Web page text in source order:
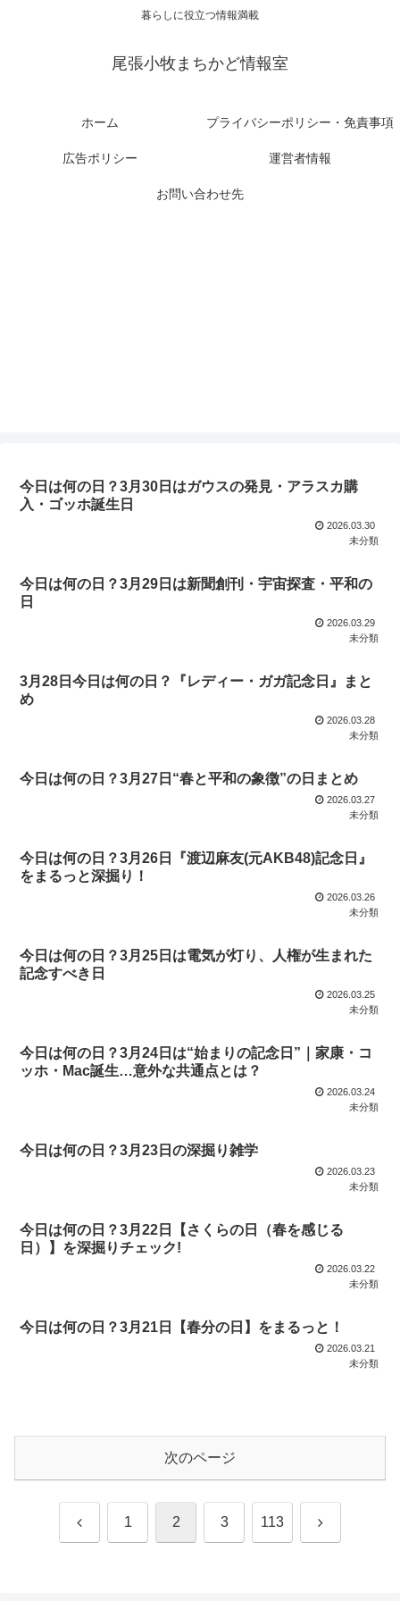
暮らしに役立つ情報満載
尾張小牧まちかど情報室
ホーム プライバシーポリシー・免責事項
広告ポリシー 運営者情報
お問い合わせ先
今日は何の日？3月30日はガウスの発見・アラスカ購
入・ゴッホ誕生日
2026.03.30
未分類
今日は何の日？3月29日は新聞創刊・宇宙探査・平和の
日
2026.03.29
未分類
3月28日今日は何の日？『レディー・ガガ記念日』まと
め
2026.03.28
未分類
今日は何の日？3月27日“春と平和の象徴”の日まとめ
2026.03.27
未分類
今日は何の日？3月26日『渡辺麻友(元AKB48)記念日』
をまるっと深掘り！
2026.03.26
未分類
今日は何の日？3月25日は電気が灯り、人権が生まれた
記念すべき日
2026.03.25
未分類
今日は何の日？3月24日は“始まりの記念日”｜家康・コ
ッホ・Mac誕生…意外な共通点とは？
2026.03.24
未分類
今日は何の日？3月23日の深掘り雑学
2026.03.23
未分類
今日は何の日？3月22日【さくらの日（春を感じる
日）】を深掘りチェック!
2026.03.22
未分類
今日は何の日？3月21日【春分の日】をまるっと！
2026.03.21
未分類
次のページ
前 1 2 3 113 次